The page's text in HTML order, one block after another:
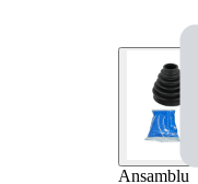
Ansamblu